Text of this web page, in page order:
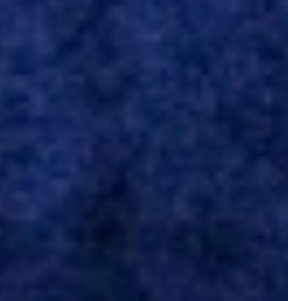
Turquia, Gustavo Campanharo
também pode ser utilizado mais
contração de Campanharo de 31